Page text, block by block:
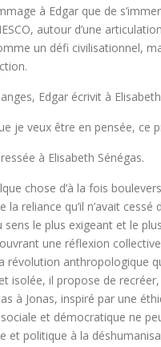
à Edgar que de
autour d’une
un défi civilisationnel,
Edgar écrivit à
je veux être en pensée, ce
à Elisabeth Sénégas.
chose d’à la fois
la reliance qu’il n’avait
le plus exigeant et le
une réflexion
révolution anthropologique
isolée, il propose de
à Jonas, inspiré par une
et démocratique ne
et politique à la